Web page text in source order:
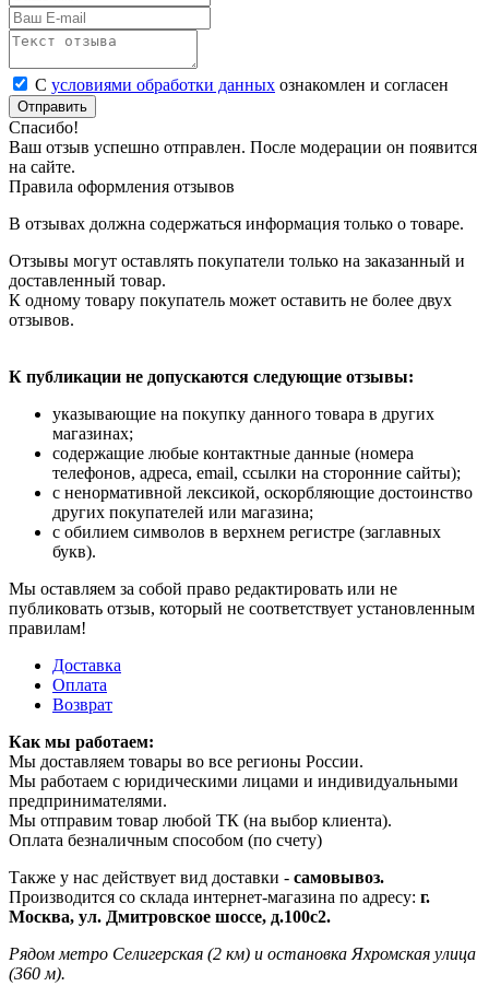
С условиями обработки данных ознакомлен и согласен
Отправить
Спасибо!
Ваш отзыв успешно отправлен. После модерации он появится
на сайте.
Правила оформления отзывов
В отзывах должна содержаться информация только о товаре.
Отзывы могут оставлять покупатели только на заказанный и
доставленный товар.
К одному товару покупатель может оставить не более двух
отзывов.
К публикации не допускаются следующие отзывы:
указывающие на покупку данного товара в других
магазинах;
содержащие любые контактные данные (номера
телефонов, адреса, email, ссылки на сторонние сайты);
с ненормативной лексикой, оскорбляющие достоинство
других покупателей или магазина;
с обилием символов в верхнем регистре (заглавных
букв).
Мы оставляем за собой право редактировать или не
публиковать отзыв, который не соответствует установленным
правилам!
Доставка
Оплата
Возврат
Как мы работаем:
Мы доставляем товары во все регионы России.
Мы работаем с юридическими лицами и индивидуальными
предпринимателями.
Мы отправим товар любой ТК (на выбор клиента).
Оплата безналичным способом (по счету)
Также у нас действует вид доставки - самовывоз.
Производится со склада интернет-магазина по адресу: г.
Москва, ул. Дмитровское шоссе, д.100с2.
Рядом метро Селигерская (2 км) и остановка Яхромская улица
(360 м).